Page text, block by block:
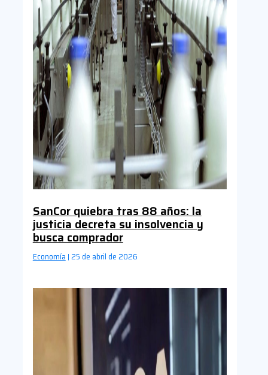
SanCor quiebra tras 88 años: la
justicia decreta su insolvencia y
busca comprador
Economía | 25 de abril de 2026